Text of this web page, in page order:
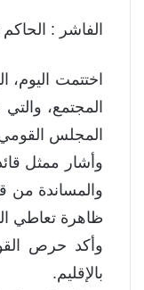
الفاشر : الحاكم
اختتمت اليوم،
المجتمع،
المجلس
وأشار ممثل
والمساندة من
ظاهرة تعاطي
وأكد حرص
بالإقليم.